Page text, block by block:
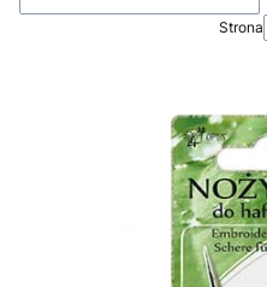
Strona